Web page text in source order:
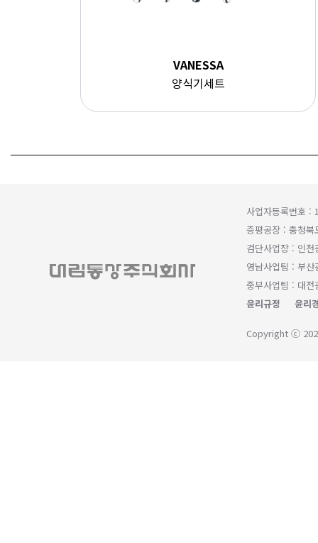
VANESSA
양식기세트
사업자등록번호 :
증평공장 : 충청
검단사업장 : 인
영남사업팀 : 부
중부사업팀 : 대
윤리규정
윤리
Copyright ⓒ